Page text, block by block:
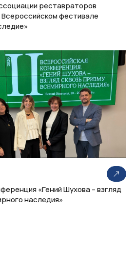
реставраторов
Всероссийском фестивале
«Гений Шухова – взгляд
наследия»